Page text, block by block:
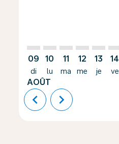
09
di
AOÛT
10
lu
11
ma
12
me
13
je
14
ve
chevron_left chevron_right